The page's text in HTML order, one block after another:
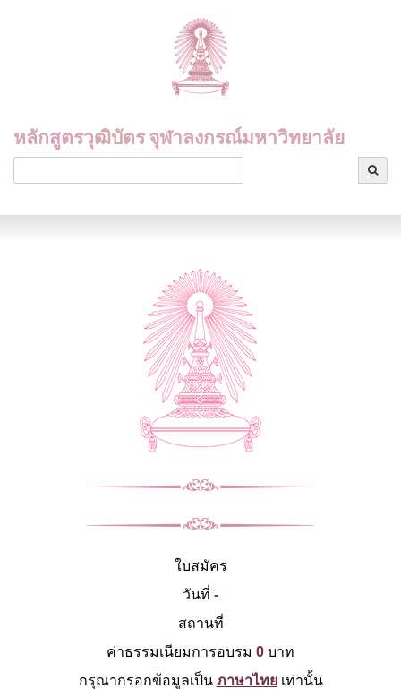
หลักสูตรวุฒิบัตร จุฬาลงกรณ์มหาวิทยาลัย
ใบสมัคร
วันที่ -
สถานที่
ค่าธรรมเนียมการอบรม 0 บาท
กรุณากรอกข้อมูลเป็น ภาษาไทยเท่านั้น